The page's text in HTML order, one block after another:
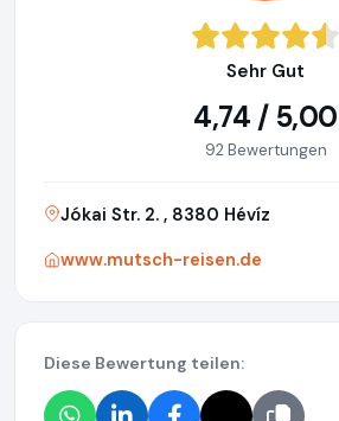
Sehr Gut
4,74 / 5,00
92 Bewertungen
Jókai Str. 2. , 8380 Hévíz
www.mutsch-reisen.de
Diese Bewertung teilen: